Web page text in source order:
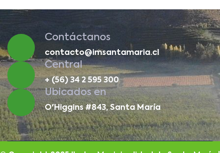
Contáctanos
contacto@imsantamaria.cl
Central
+ (56) 34 2 595 300
Ubicados en
O'Higgins #843, Santa María